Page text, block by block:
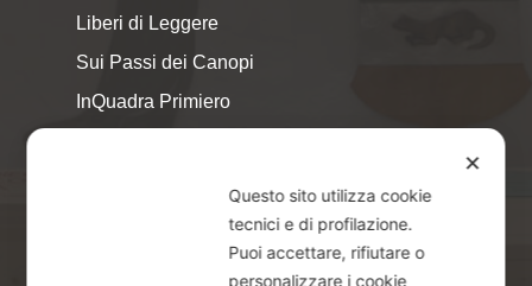
Liberi di Leggere
Sui Passi dei Canopi
InQuadra Primiero
Libretto Eventi – estate 2026
✕
Questo sito utilizza cookie
tecnici e di profilazione.
Puoi accettare, rifiutare o
personalizzare i cookie